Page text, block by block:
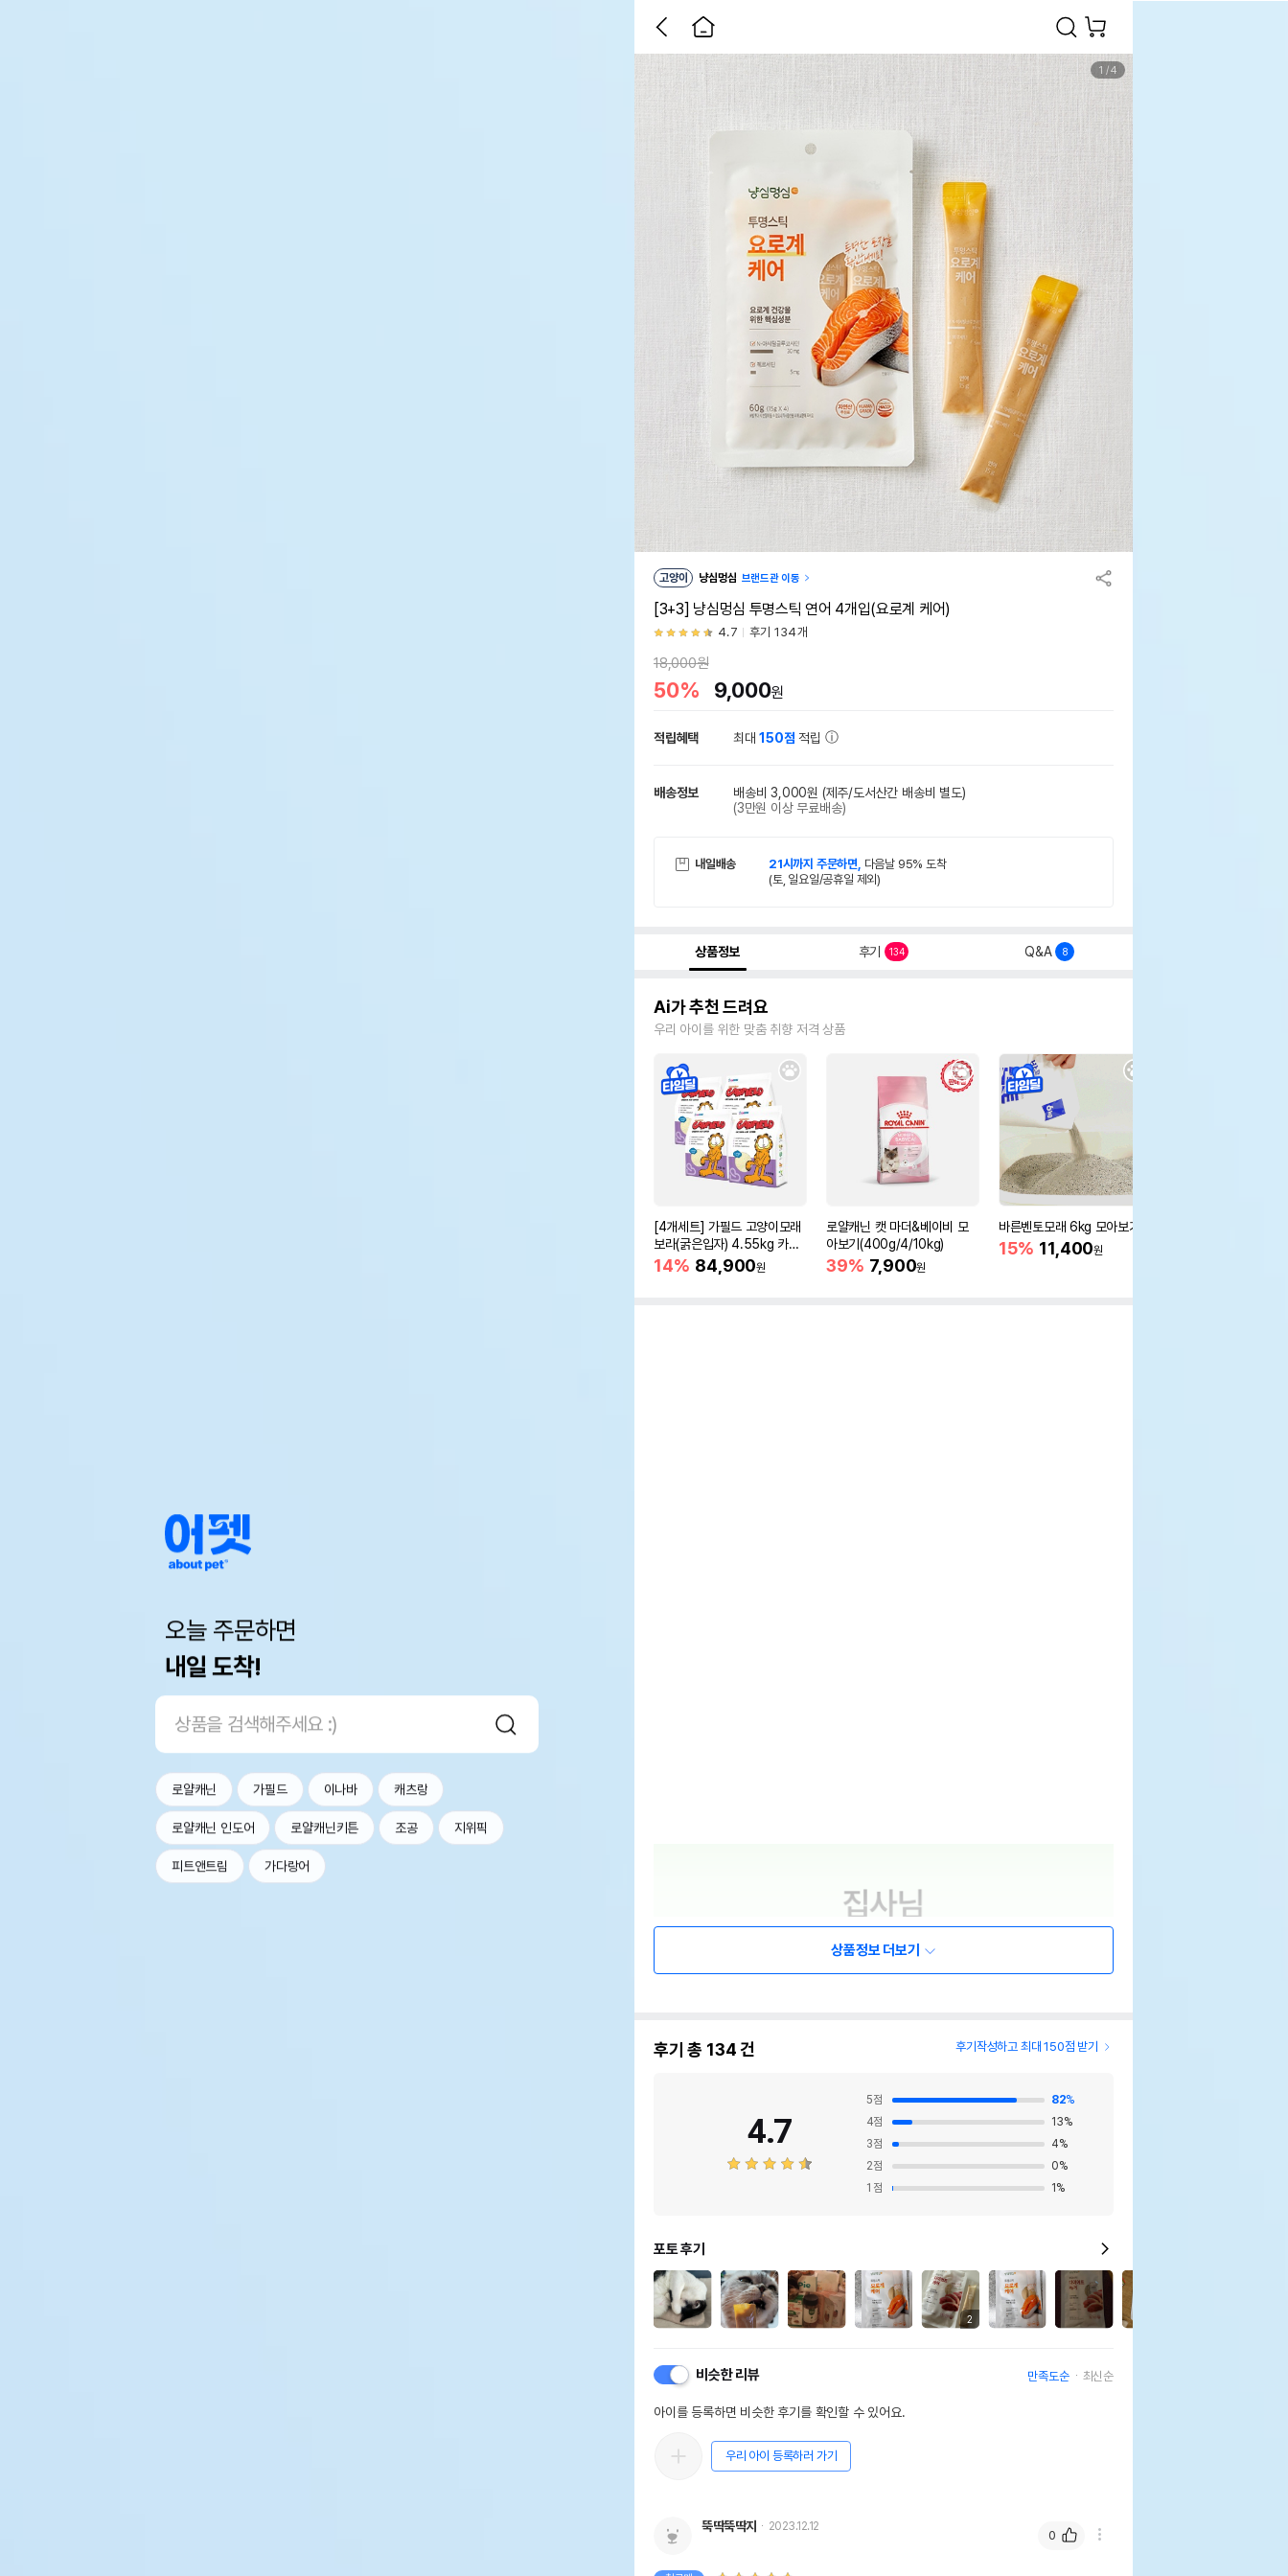
오늘 주문하면
내일 도착!
로얄캐닌 가필드 이나바 캐츠랑
로얄캐닌 인도어 로얄캐닌키튼 조공 지위픽
피트앤트림 가다랑어
1 /4
고양이 냥심멍심 브랜드관 이동
[3+3] 냥심멍심 투명스틱 연어 4개입(요로계 케어)
4.7 후기 134개
18,000원
50% 9,000원
적립혜택 최대150점 적립
배송정보 배송비 3,000원 (제주/도서산간 배송비 별도)
(3만원 이상 무료배송)
내일배송 21시까지 주문하면, 다음날 95% 도착
(토, 일요일/공휴일 제외)
상품정보 후기 134 Q&A 8
Ai가 추천 드려요
우리 아이를 위한 맞춤 취향 저격 상품
[4개세트] 가필드 고양이모래
보라(굵은입자) 4.55kg 카사
바모래
14% 84,900원
로얄캐닌 캣 마더&베이비 모
아보기(400g/4/10kg)
39% 7,900원
바른벤토모래 6kg 모아보기
15% 11,400원
상품정보 더보기
후기 총 134건 후기작성하고 최대 150점 받기
4.7
5점 82%
4점 13%
3점 4%
2점 0%
1 점 1 %
포토 후기
2
비슷한 리뷰 만족도순 최신순
아이를 등록하면 비슷한 후기를 확인할 수 있어요.
우리 아이 등록하러 가기
뚝딱뚝딱지 2023.12.12
0